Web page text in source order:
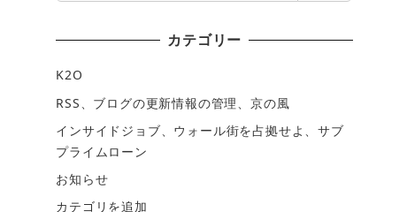
カテゴリー
K2O
RSS、ブログの更新情報の管理、京の風
インサイドジョブ、ウォール街を占拠せよ、サブ
プライムローン
お知らせ
カテゴリを追加